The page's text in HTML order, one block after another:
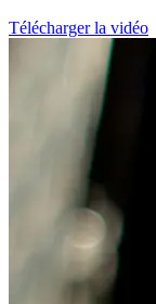
Télécharger la vidéo